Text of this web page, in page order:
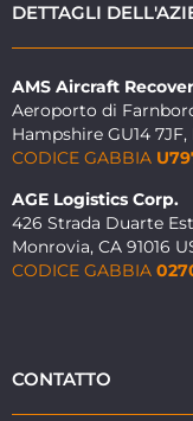
DETTAGLI
AMS Aircraft
Aeroporto di
Hampshire GU14
CODICE GABBIA
AGE Logistics Corp.
426 Strada Duarte Est
Monrovia, CA 91016
CODICE GABBIA
CONTATTO